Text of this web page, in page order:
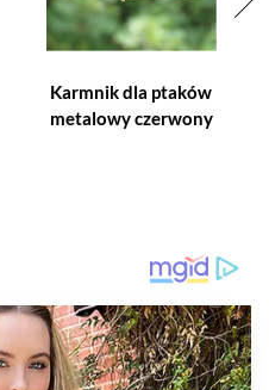
Karmnik dla ptaków
metalowy czerwony